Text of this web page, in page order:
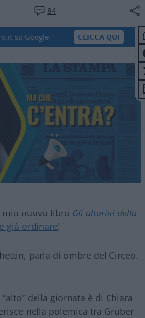
84
su Google CLICCA QUI
mio nuovo libro Gli altarini della
già ordinare!
parla di ombre del Circeo.
della giornata è di Chiara
nella polemica tra Gruber